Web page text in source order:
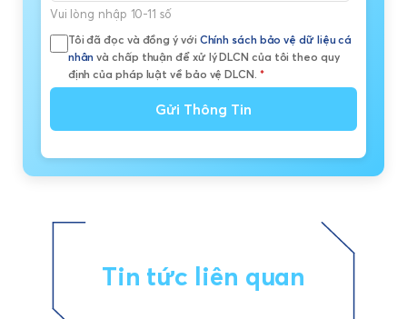
Vui lòng nhập 10-11 số
Tôi đã đọc và đồng ý với Chính sách bảo vệ dữ liệu cá
nhân và chấp thuận để xử lý DLCN của tôi theo quy
định của pháp luật về bảo vệ DLCN. *
Gửi Thông Tin
Tin tức liên quan